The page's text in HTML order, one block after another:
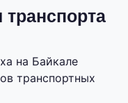
на Байкале
транспортных